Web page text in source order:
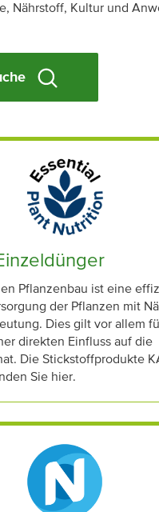
Nährstoff, Kultur und
Pflanzenbau ist eine
der Pflanzen mit
Dies gilt vor allem
direkten Einfluss auf die
Die Stickstoffprodukte
Sie hier.